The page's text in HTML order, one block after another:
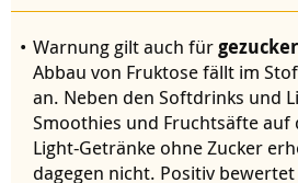
Warnung gilt auch für
Abbau von Fruktose fällt im
an. Neben den Softdrinks und
Smoothies und Fruchtsäfte auf
Light-Getränke ohne Zucker
dagegen nicht. Positiv